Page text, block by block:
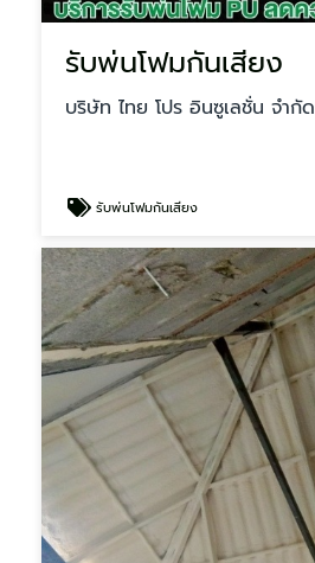
รับพ่นโฟมกันเสียง
บริษัท ไทย โปร อินซูเลชั่น จำกัด
รับพ่นโฟมกันเสียง